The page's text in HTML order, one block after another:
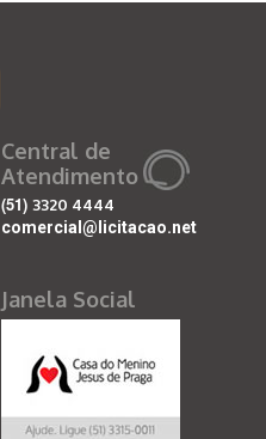
Central de
Atendimento
(51) 3320 4444
comercial@licitacao.net
Janela Social